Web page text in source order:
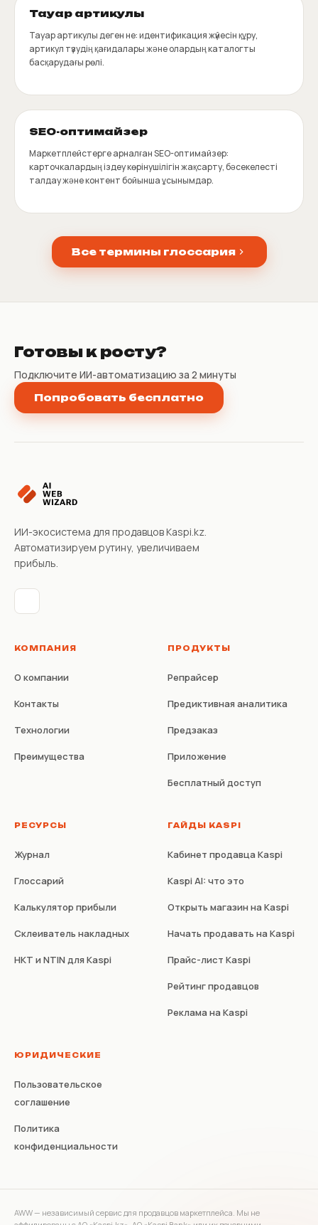
Тауар артикулы
Тауар артикулы деген не: идентификация жүйесін құру,
артикул түзудің қағидалары және олардың каталогты
басқарудағы рөлі.
SEO-оптимайзер
Маркетплейстерге арналған SEO-оптимайзер:
карточкалардың іздеу көрінушілігін жақсарту, бәсекелесті
талдау және контент бойынша ұсынымдар.
Все термины глоссария
Готовы к росту?
Подключите ИИ-автоматизацию за 2 минуты
Попробовать бесплатно
ИИ-экосистема для продавцов Kaspi.kz.
Автоматизируем рутину, увеличиваем
прибыль.
КОМПАНИЯ
О компании
Контакты
Технологии
Преимущества
ПРОДУКТЫ
Репрайсер
Предиктивная аналитика
Предзаказ
Приложение
Бесплатный доступ
РЕСУРСЫ
Журнал
Глоссарий
Калькулятор прибыли
Склеиватель накладных
НКТ и NTIN для Kaspi
ГАЙДЫ KASPI
Кабинет продавца Kaspi
Kaspi AI: что это
Открыть магазин на Kaspi
Начать продавать на Kaspi
Прайс-лист Kaspi
Рейтинг продавцов
Реклама на Kaspi
ЮРИДИЧЕСКИЕ
Пользовательское
соглашение
Политика
конфиденциальности
AWW — независимый сервис для продавцов маркетплейса. Мы не